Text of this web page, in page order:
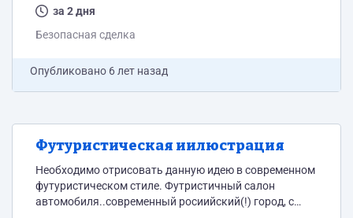
за 2 дня
Безопасная сделка
Опубликовано 6 лет назад
Футуристическая иилюстрация
Необходимо отрисовать данную идею в современном
футуристическом стиле. Футристичный салон
автомобиля..современный росиийский(!) город, с